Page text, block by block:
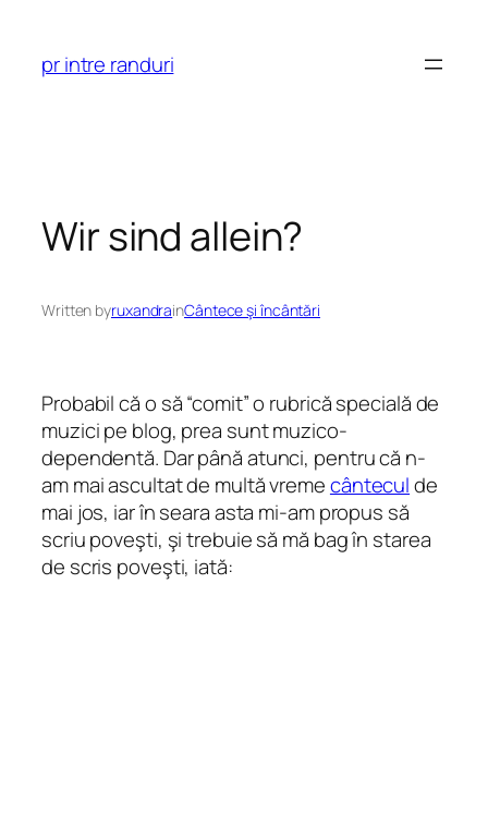
content
pr intre randuri
Wir sind allein?
Written byruxandrainCântece şi încântări
Probabil că o să “comit” o rubrică specială de
muzici pe blog, prea sunt muzico-
dependentă. Dar până atunci, pentru că n-
am mai ascultat de multă vremecânteculde
mai jos, iar în seara asta mi-am propus să
scriu poveşti, şi trebuie să mă bag în starea
de scris poveşti, iată: